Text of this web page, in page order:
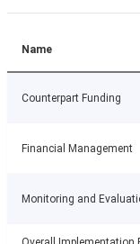
Name
Counterpart Funding
Financial Management
Monitoring and